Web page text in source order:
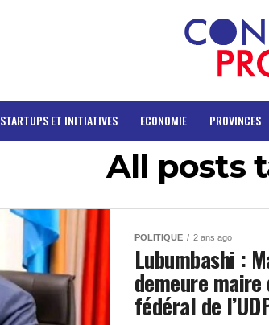
STARTUPS ET INITIATIVES ECONOMIE PROVINCES
All posts
POLITIQUE 2 ans ago
Lubumbashi :
demeure
fédéral de